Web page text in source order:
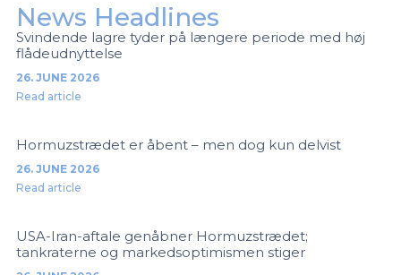
News Headlines
Svindende lagre tyder på længere periode med høj
flådeudnyttelse
26. JUNE 2026
Read article
Hormuzstrædet er åbent – men dog kun delvist
26. JUNE 2026
Read article
USA-Iran-aftale genåbner Hormuzstrædet;
tankraterne og markedsoptimismen stiger